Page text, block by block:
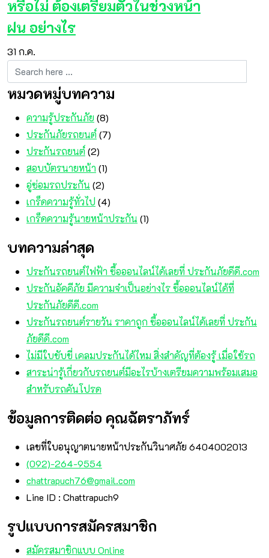
หรือไม่ ต้องเตรียมตัวในช่วงหน้า
ฝน อย่างไร
31 ก.ค.
หมวดหมู่บทความ
ความรู้ประกันภัย(8)
ประกันภัยรถยนต์(7)
ประกันรถยนต์(2)
สอบบัตรนายหน้า(1)
อู่ซ่อมรถประกัน (2)
เกร็ดความรู้ทั่วไป(4)
เกร็ดความรู้นายหน้าประกัน (1)
บทความล่าสุด
ประกันรถยนต์ไฟฟ้า ซื้อออนไลน์ได้เลยที่ ประกันภัยดีดี.com
ประกันอัคคีภัย มีความจำเป็นอย่างไร ซื้อออนไลน์ได้ที่
ประกันภัยดีดี.com
ประกันรถยนต์รายวัน ราคาถูก ซื้อออนไลน์ได้เลยที่ ประกัน
ภัยดีดี.com
ไม่มีใบขับขี่ เคลมประกันได้ไหม สิ่งสำคัญที่ต้องรู้ เมื่อใช้รถ
สาระน่ารู้เกี่ยวกับรถยนต์มีอะไรบ้างเตรียมความพร้อมเสมอ
สำหรับรถคันโปรด
ข้อมูลการติดต่อ คุณฉัตราภัทร์
เลขที่ใบอนุญาตนายหน้าประกันวินาศภัย 6404002013
(092)-264-9554
chattrapuch76@gmail.com
Line ID : Chattrapuch9
รูปแบบการสมัครสมาชิก
สมัครสมาชิกแบบ Online